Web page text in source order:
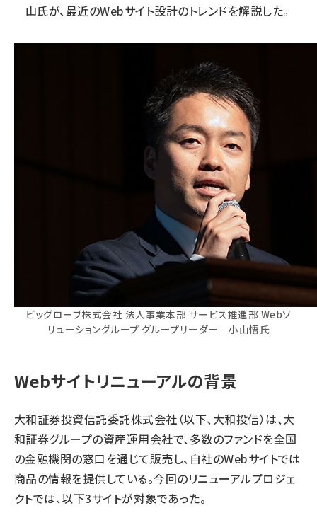
山氏が、最近のWebサイト設計のトレンドを解説した。
ビッグローブ株式会社 法人事業本部 サービス推進部 Webソ
リューショングループ グループリーダー 小山悟氏
Webサイトリニューアルの背景
大和証券投資信託委託株式会社（以下、大和投信）は、大
和証券グループの資産運用会社で、多数のファンドを全国
の金融機関の窓口を通じて販売し、自社のWebサイトでは
商品の情報を提供している。今回のリニューアルプロジェ
クトでは、以下3サイトが対象であった。